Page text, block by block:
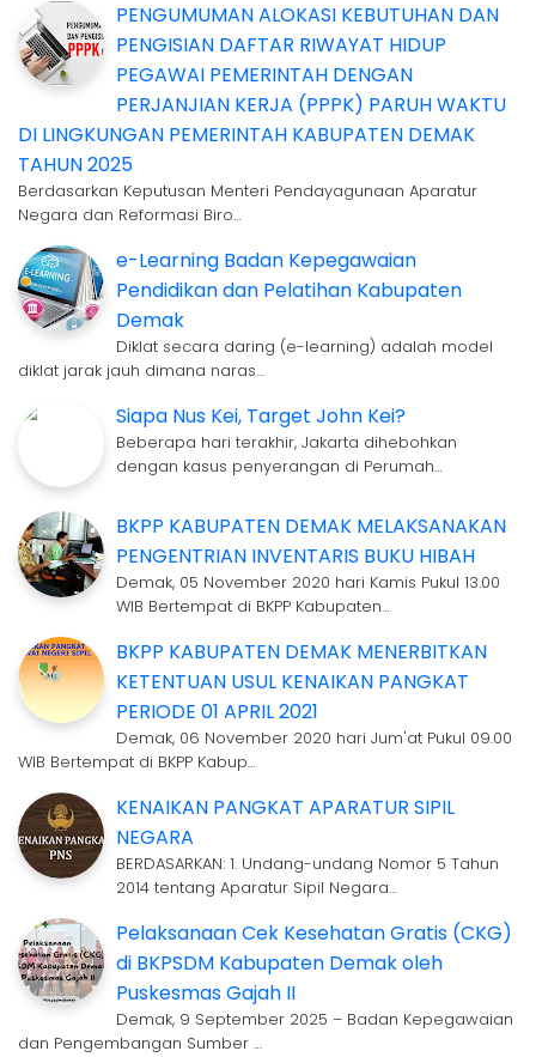
PENGUMUMAN ALOKASI KEBUTUHAN DAN
PENGISIAN DAFTAR RIWAYAT HIDUP
PEGAWAI PEMERINTAH DENGAN
PERJANJIAN KERJA (PPPK) PARUH WAKTU
DI LINGKUNGAN PEMERINTAH KABUPATEN DEMAK
TAHUN 2025
Berdasarkan Keputusan Menteri Pendayagunaan Aparatur
Negara dan Reformasi Biro…
e-Learning Badan Kepegawaian
Pendidikan dan Pelatihan Kabupaten
Demak
Diklat secara daring (e-learning) adalah model
diklat jarak jauh dimana naras…
Siapa Nus Kei, Target John Kei?
Beberapa hari terakhir, Jakarta dihebohkan
dengan kasus penyerangan di Perumah…
BKPP KABUPATEN DEMAK MELAKSANAKAN
PENGENTRIAN INVENTARIS BUKU HIBAH
Demak, 05 November 2020 hari Kamis Pukul 13.00
WIB Bertempat di BKPP Kabupaten…
BKPP KABUPATEN DEMAK MENERBITKAN
KETENTUAN USUL KENAIKAN PANGKAT
PERIODE 01 APRIL 2021
Demak, 06 November 2020 hari Jum'at Pukul 09.00
WIB Bertempat di BKPP Kabup…
KENAIKAN PANGKAT APARATUR SIPIL
NEGARA
BERDASARKAN: 1. Undang-undang Nomor 5 Tahun
2014 tentang Aparatur Sipil Negara…
Pelaksanaan Cek Kesehatan Gratis (CKG)
di BKPSDM Kabupaten Demak oleh
Puskesmas Gajah II
Demak, 9 September 2025 – Badan Kepegawaian
dan Pengembangan Sumber …